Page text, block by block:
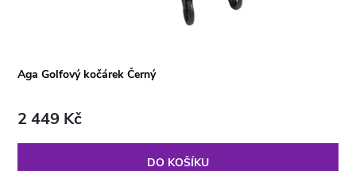
Aga Golfový kočárek Černý
2 449 Kč
DO KOŠÍKU